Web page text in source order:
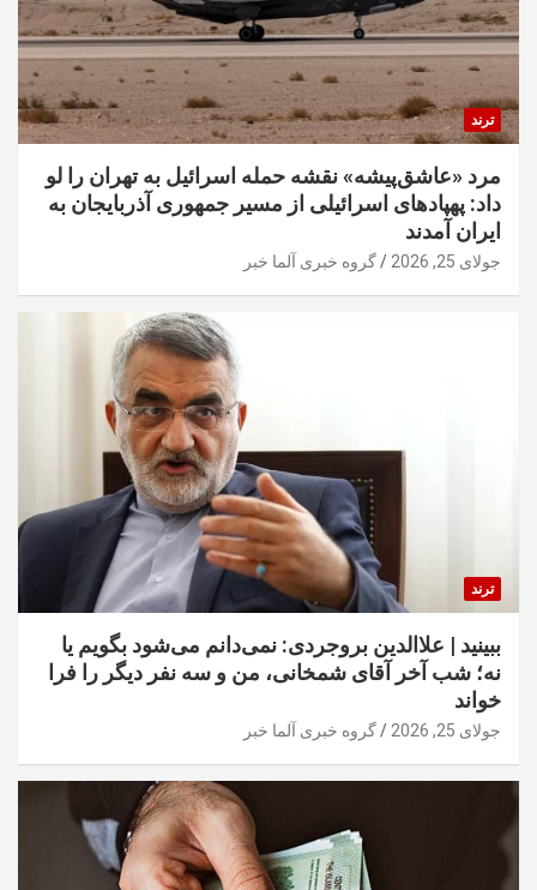
ترند
مرد «عاشق‌پیشه» نقشه حمله اسرائیل به تهران را لو
داد: پهپادهای اسرائیلی از مسیر جمهوری آذربایجان به
ایران آمدند
جولای 25, 2026 گروه خبری آلما خبر
ترند
ببینید | علاالدین بروجردی: نمی‌دانم می‌شود بگویم یا
نه؛ شب آخر آقای شمخانی، من و سه نفر دیگر را فرا
خواند
جولای 25, 2026 گروه خبری آلما خبر